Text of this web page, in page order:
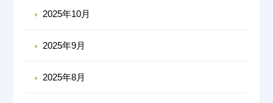
2025年10月
2025年9月
2025年8月